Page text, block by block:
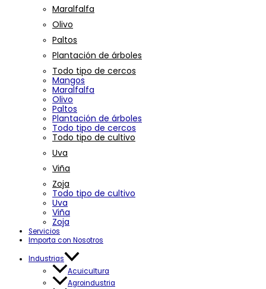
Maralfalfa
Olivo
Paltos
Plantación de árboles
Todo tipo de cercos
Mangos
Maralfalfa
Olivo
Paltos
Plantación de árboles
Todo tipo de cercos
Todo tipo de cultivo
Uva
Viña
Zoja
Todo tipo de cultivo
Uva
Viña
Zoja
Servicios
Importa con Nosotros
Industrias
Acuicultura
Agroindustria